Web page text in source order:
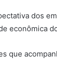
dos
econômica
que